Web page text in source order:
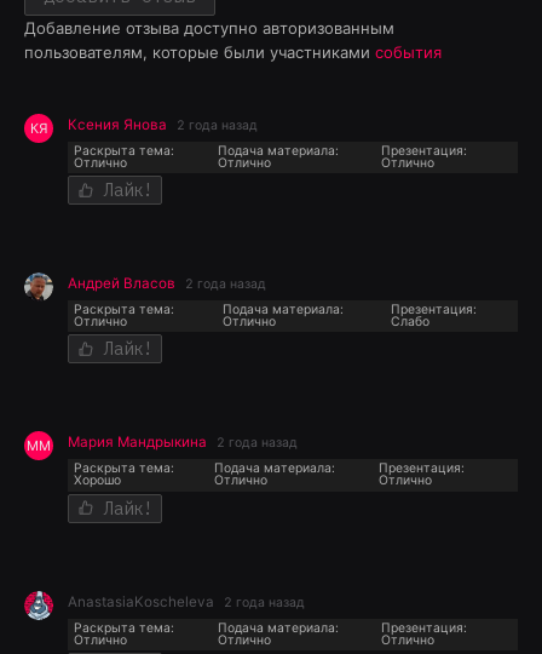
Добавление отзыва доступно авторизованным
пользователям, которые были участниками события
КЯ Ксения Янова
2 года назад
Раскрыта тема:
Отлично
Подача материала:
Отлично
Презентация:
Отлично
Лайк!
Андрей Власов
2 года назад
Раскрыта тема:
Отлично
Подача материала:
Отлично
Презентация:
Слабо
Лайк!
ММ Мария Мандрыкина
2 года назад
Раскрыта тема:
Хорошо
Подача материала:
Отлично
Презентация:
Отлично
Лайк!
AnastasiaKoscheleva
2 года назад
Раскрыта тема:
Отлично
Подача материала:
Отлично
Презентация:
Отлично